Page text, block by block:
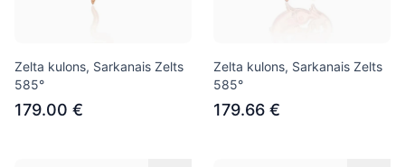
Zelta kulons, Sarkanais Zelts
585°
179.00 €
Zelta kulons, Sarkanais Zelts
585°
179.66 €